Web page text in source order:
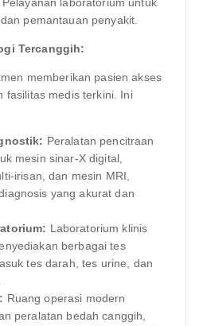
Pelayanan laboratorium untuk
pemantauan penyakit.
Tercanggih:
memberikan pasien akses
fasilitas medis terkini. Ini
Peralatan pencitraan
mesin sinar-X digital,
irisan, dan mesin MRI,
yang akurat dan
Laboratorium klinis
berbagai tes
tes darah, tes urine, dan
Ruang operasi modern
peralatan bedah canggih,